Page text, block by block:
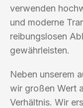
verwenden
und moderne
reibungslosen
gewährleisten.
Neben unserem
wir großen Wert
Verhältnis. Wir